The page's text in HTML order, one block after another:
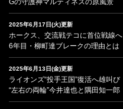
Gの守護神マルティネスの原風景
2025年6月17日(火)更新
ホークス、交流戦テコに首位戦線へ
6年目・柳町達ブレークの理由とは
2025年6月13日(金)更新
ライオンズ“投手王国”復活へ雄叫び
“左右の両輪”今井達也と隅田知一郎